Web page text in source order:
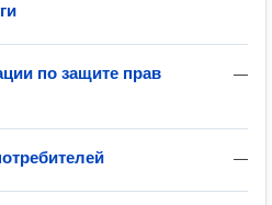
—
по защите прав
—